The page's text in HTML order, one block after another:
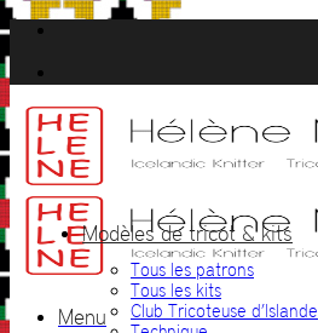
Passer
au
contenu
Menu
Modèles de tricot & kits
Tous les patrons
Tous les kits
Club Tricoteuse d’Islande